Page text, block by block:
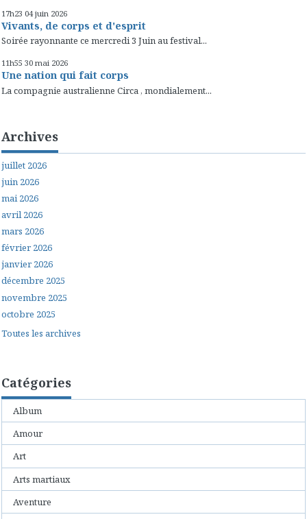
17h23 04 juin 2026
Vivants, de corps et d'esprit
Soirée rayonnante ce mercredi 3 Juin au festival...
11h55 30 mai 2026
Une nation qui fait corps
La compagnie australienne Circa , mondialement...
Archives
juillet 2026
juin 2026
mai 2026
avril 2026
mars 2026
février 2026
janvier 2026
décembre 2025
novembre 2025
octobre 2025
Toutes les archives
Catégories
Album
Amour
Art
Arts martiaux
Aventure